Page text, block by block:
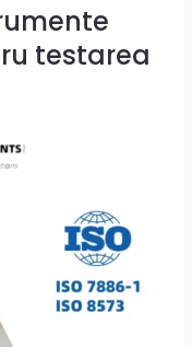
testarea